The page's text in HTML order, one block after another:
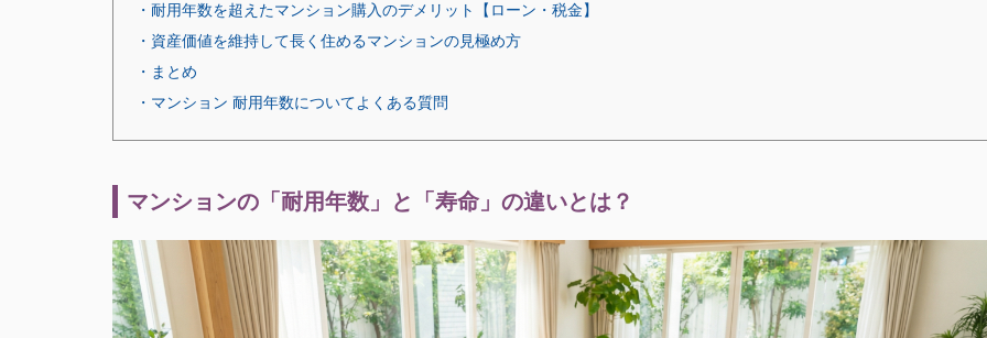
・耐用年数を超えたマンション購入のデメリット【ローン・税金】
・資産価値を維持して長く住めるマンションの見極め方
・まとめ
・マンション 耐用年数についてよくある質問
マンションの「耐用年数」と「寿命」の違いとは？